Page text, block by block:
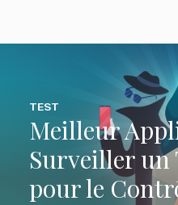
Meilleur
Surveiller un
pour le
TEST